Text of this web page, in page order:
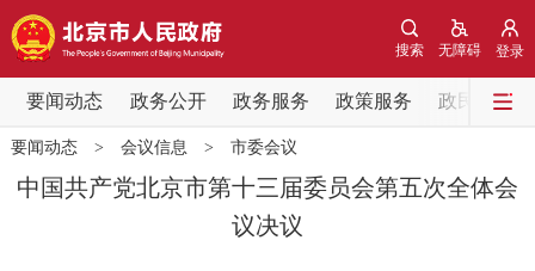
登录
无障碍
搜索
要闻动态 政务公开 政务服务 政策服务 政民互动
要闻动态
党中央精神 国务院信息
会议信息
要闻动态> 会议信息 > 市委会议
中国共产党北京市第十三届委员会第五次全体会
议决议